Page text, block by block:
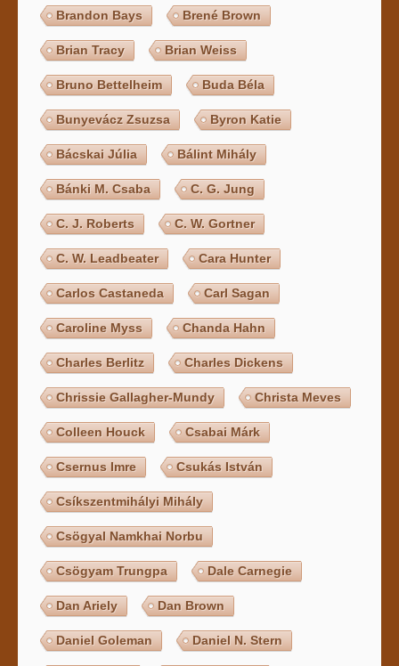
Brandon Bays Brené Brown
Brian Tracy Brian Weiss
Bruno Bettelheim Buda Béla
Bunyevácz Zsuzsa Byron Katie
Bácskai Júlia Bálint Mihály
Bánki M. Csaba C. G. Jung
C. J. Roberts C. W. Gortner
C. W. Leadbeater Cara Hunter
Carlos Castaneda Carl Sagan
Caroline Myss Chanda Hahn
Charles Berlitz Charles Dickens
Chrissie Gallagher-Mundy Christa Meves
Colleen Houck Csabai Márk
Csernus Imre Csukás István
Csíkszentmihályi Mihály
Csögyal Namkhai Norbu
Csögyam Trungpa Dale Carnegie
Dan Ariely Dan Brown
Daniel Goleman Daniel N. Stern